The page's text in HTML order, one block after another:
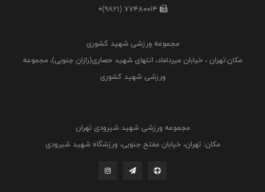
+(9821) 77480014
مجموعه ورزشی شهید کشوری
مکان:تهران ، خیابان میرداماد، انتهای شهید حصاری(رازان جنوبی)، مجموعه
ورزشی شهید کشوری
مجموعه ورزشی شهید شیرودی تهران
مکان: تهران، خیابان مفتح جنوبی، ورزشگاه شهید شیرودی